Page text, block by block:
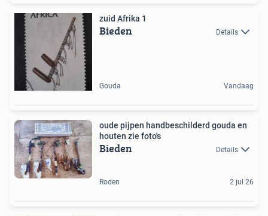
zuid Afrika 1
Bieden Details
Gouda Vandaag
oude pijpen handbeschilderd gouda en
houten zie foto's
Bieden Details
Roden 2 jul 26